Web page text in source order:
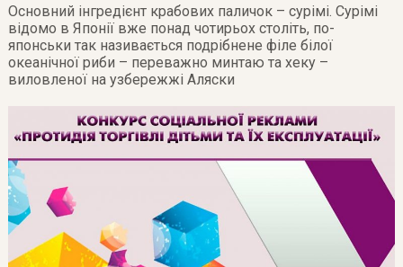
Основний інгредієнт крабових паличок – сурімі. Сурімі
відомо в Японії вже понад чотирьох століть, по-
японськи так називається подрібнене філе білої
океанічної риби – переважно минтаю та хеку –
виловленої на узбережжі Аляски